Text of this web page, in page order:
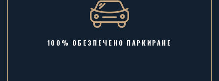
100% ОБЕЗПЕЧЕНО ПАРКИРАНЕ